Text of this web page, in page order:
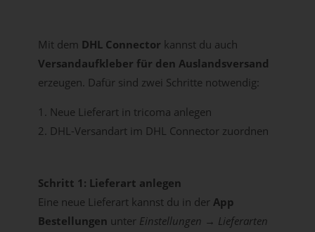
Mit dem DHL Connector kannst du auch
Versandaufkleber für den Auslandsversand
erzeugen. Dafür sind zwei Schritte notwendig:
Neue Lieferart in tricoma anlegen
DHL-Versandart im DHL Connector zuordnen
Schritt 1: Lieferart anlegen
Eine neue Lieferart kannst du in der App
Bestellungen unter Einstellungen → Lieferarten